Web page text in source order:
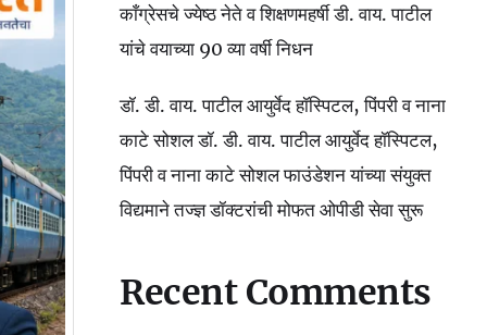
काँग्रेसचे ज्येष्ठ नेते व शिक्षणमहर्षी डी. वाय. पाटील
यांचे वयाच्या 90 व्या वर्षी निधन
डॉ. डी. वाय. पाटील आयुर्वेद हॉस्पिटल, पिंपरी व नाना
काटे सोशल डॉ. डी. वाय. पाटील आयुर्वेद हॉस्पिटल,
पिंपरी व नाना काटे सोशल फाउंडेशन यांच्या संयुक्त
विद्यमाने तज्ज्ञ डॉक्टरांची मोफत ओपीडी सेवा सुरू
Recent Comments